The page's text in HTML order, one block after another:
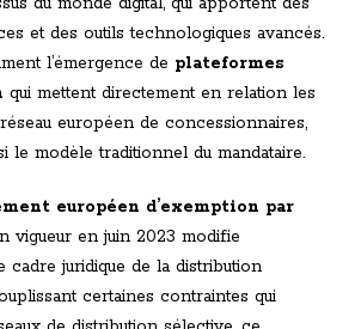
et des outils technologiques avancés.
l’émergence de plateformes
qui mettent directement en relation les
européen de concessionnaires,
le modèle traditionnel du mandataire.
européen d’exemption par
vigueur en juin 2023 modifie
cadre juridique de la distribution
certaines contraintes qui